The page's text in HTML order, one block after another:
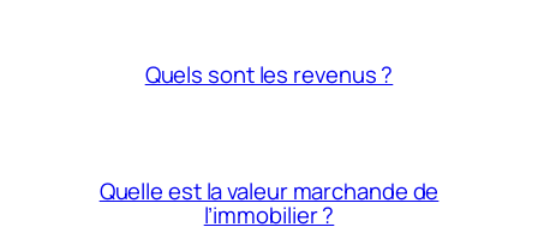
Quels sont les revenus ?
Quelle est la valeur marchande de
l’immobilier ?